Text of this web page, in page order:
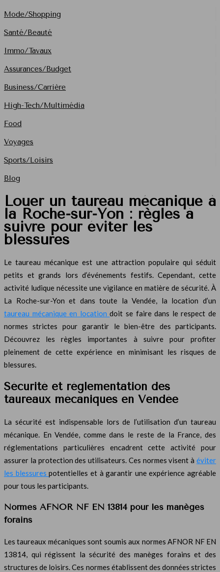
Mode/Shopping
Santé/Beauté
Immo/Tavaux
Assurances/Budget
Business/Carrière
High-Tech/Multimédia
Food
Voyages
Sports/Loisirs
Blog
Louer un taureau mécanique à
la Roche-sur-Yon : règles à
suivre pour éviter les
blessures
Le taureau mécanique est une attraction populaire qui séduit
petits et grands lors d’événements festifs. Cependant, cette
activité ludique nécessite une vigilance en matière de sécurité. À
La Roche-sur-Yon et dans toute la Vendée, la location d’un
taureau mécanique en locationdoit se faire dans le respect de
normes strictes pour garantir le bien-être des participants.
Découvrez les règles importantes à suivre pour profiter
pleinement de cette expérience en minimisant les risques de
blessures.
Sécurité et réglementation des
taureaux mécaniques en Vendée
La sécurité est indispensable lors de l’utilisation d’un taureau
mécanique. En Vendée, comme dans le reste de la France, des
réglementations particulières encadrent cette activité pour
assurer la protection des utilisateurs. Ces normes visent à éviter
les blessurespotentielles et à garantir une expérience agréable
pour tous les participants.
Normes AFNOR NF EN 13814 pour les manèges
forains
Les taureaux mécaniques sont soumis aux normes AFNOR NF EN
13814, qui régissent la sécurité des manèges forains et des
structures de loisirs. Ces normes établissent des données strictes